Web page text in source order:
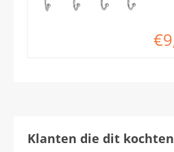
Klanten die dit